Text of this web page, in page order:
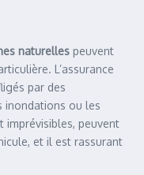
naturelles peuvent
L’assurance
par des
inondations ou les
imprévisibles, peuvent
et il est rassurant